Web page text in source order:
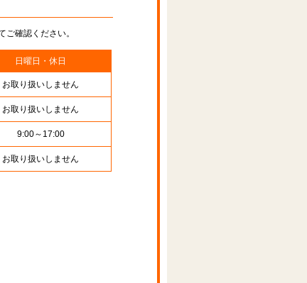
確認ください。
日曜日・休日
お取り扱いしません
お取り扱いしません
9:00～17:00
お取り扱いしません